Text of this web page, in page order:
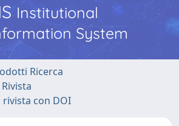
Institutional
System
Ricerca
rivista con DOI